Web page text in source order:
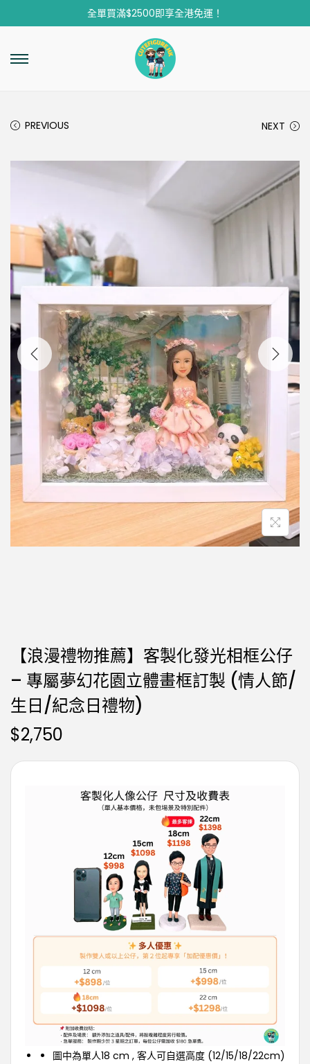
全單買滿$2500即享全港免運！
PREVIOUS NEXT
【浪漫禮物推薦】客製化發光相框公仔
– 專屬夢幻花園立體畫框訂製 (情人節/
生日/紀念日禮物)
$2,750
圖中為單人18 cm , 客人可自選高度 (12/15/18/22cm)